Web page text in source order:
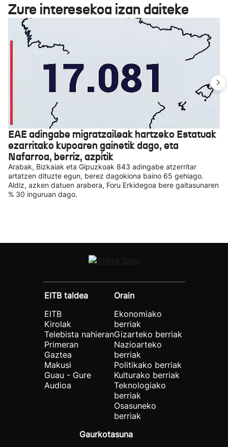
Zure interesekoa izan daiteke
EAE adingabe migratzaileak hartzeko Estatuak
ezarritako kupoaren gainetik dago, eta
Nafarroa, berriz, azpitik
Arabak, Bizkaiak eta Gipuzkoak 843 adingabe atzerritar
artatzen dituzte egun, berez dagokiona baino 65 gehiago.
Aldiz, azken datuen arabera, Foru Erkidegoa bere gaitasunaren
% 30 inguruan dago.
EITB taldea
EITB
Kirolak
Telebista nahieran
Primeran
Gaztea
Makusi
Guau - Gure
Audioa
Orain
Ekonomiako
berriak
Gizarteko berriak
Nazioarteko
berriak
Politikako berriak
Kulturako berriak
Teknologiako
berriak
Osasuneko
berriak
Gaurkotasuna